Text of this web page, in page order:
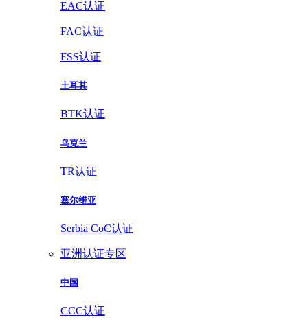
EAC认证
FAC认证
FSS认证
土耳其
BTK认证
乌克兰
TR认证
塞尔维亚
Serbia CoC认证
亚洲认证专区
中国
CCC认证